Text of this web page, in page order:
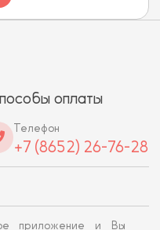
оплаты
Телефон
+7 (8652) 26-76-28
приложение и Вы